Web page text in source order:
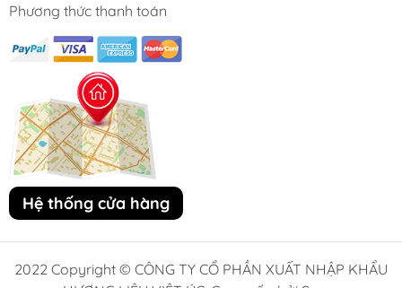
Phương thức thanh toán
Hệ thống cửa hàng
2022 Copyright © CÔNG TY CỔ PHẦN XUẤT NHẬP KHẨU